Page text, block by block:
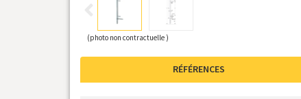
(photo non contractuelle )
RÉFÉRENCES